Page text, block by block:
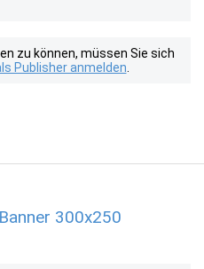
zu können, müssen Sie sich
Publisher anmelden
300x250